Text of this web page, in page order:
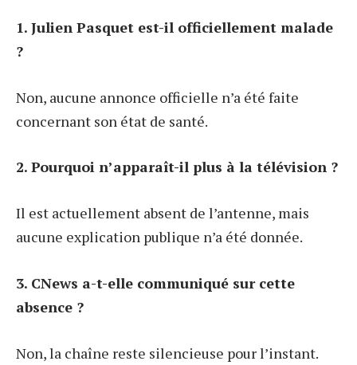
1. Julien Pasquet est-il officiellement malade
?
Non, aucune annonce officielle n’a été faite
concernant son état de santé.
2. Pourquoi n’apparaît-il plus à la télévision ?
Il est actuellement absent de l’antenne, mais
aucune explication publique n’a été donnée.
3. CNews a-t-elle communiqué sur cette
absence ?
Non, la chaîne reste silencieuse pour l’instant.